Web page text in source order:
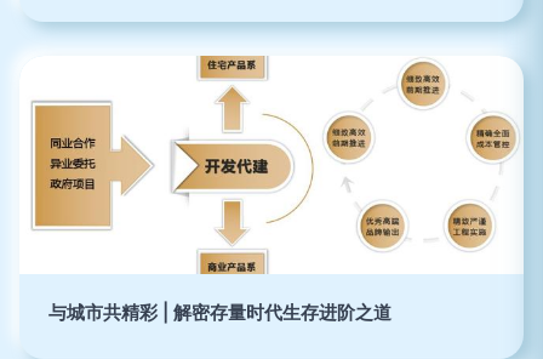
与城市共精彩 | 解密存量时代生存进阶之道